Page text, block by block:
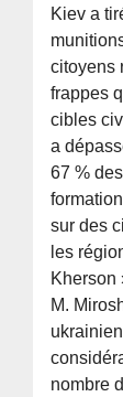
Kiev a
citoyens
frappes
cibles
a
67 %
sur des
les
Kherson
M.
nombre